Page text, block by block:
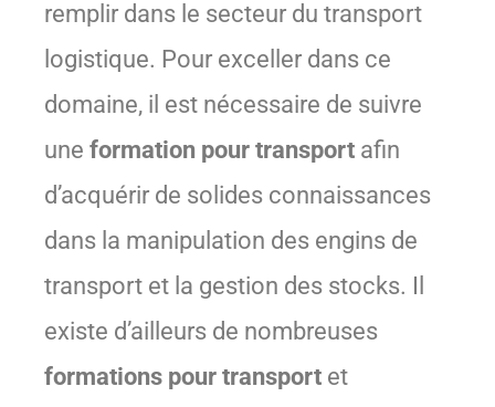
remplir dans le secteur du transport
logistique. Pour exceller dans ce
domaine, il est nécessaire de suivre
une formation pour transport afin
d’acquérir de solides connaissances
dans la manipulation des engins de
transport et la gestion des stocks. Il
existe d’ailleurs de nombreuses
formations pour transport et